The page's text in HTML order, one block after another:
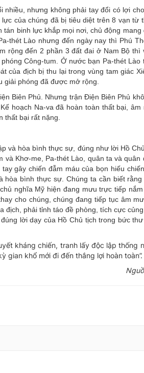
nhưng không phải tay đổi có lợi
của chúng đã bị tiêu diệt trên 8 vạn từ
binh lực khắp mọi nơi, chủ động mang
thét Lào nhưng đến ngày nay thì Phú
rộng đến 2 phần 3 đất đai ở Nam Bộ thì
Công-tum. Ở nước bạn Pa-thét Lào
của địch bị thu lại trong vùng tam giác
giải phóng đã được mở rộng.
Biên Phủ. Nhưng trận Điện Biên Phủ
hoạch Na-va đã hoàn toàn thất bại, âm
thất bại rất nặng.
và hòa bình thực sự, đúng như lời Hồ
Khơ-me, Pa-thét Lào, quân ta và quân
gây chiến đẫm máu của bọn hiếu
bình thực sự. Chúng ta cần biết
nghĩa Mỹ hiện đang mưu trực tiếp
cho chúng, chúng đang tiếp tục âm
phải tỉnh táo đề phòng, tích cực
lời dạy của Hồ Chủ tịch trong bức
kháng chiến, tranh lấy độc lập thống
khổ mới đi đến thắng lợi hoàn toàn”.